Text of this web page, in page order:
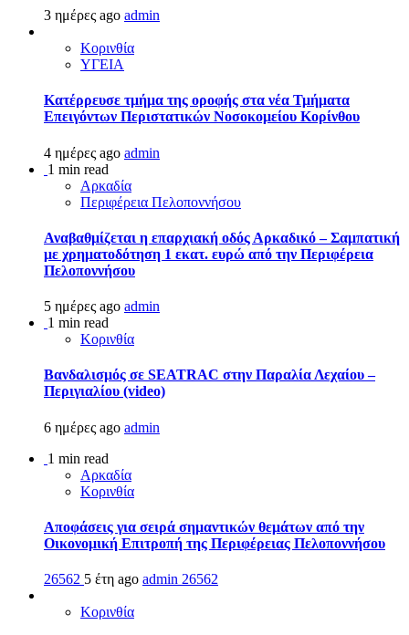
3 ημέρες ago admin
Κορινθία
ΥΓΕΙΑ
Kατέρρευσε τμήμα της οροφής στα νέα Τμήματα
Επειγόντων Περιστατικών Νοσοκομείου Κορίνθου
4 ημέρες ago admin
1 min read
Αρκαδία
Περιφέρεια Πελοποννήσου
Αναβαθμίζεται η επαρχιακή οδός Αρκαδικό – Σαμπατική
με χρηματοδότηση 1 εκατ. ευρώ από την Περιφέρεια
Πελοποννήσου
5 ημέρες ago admin
1 min read
Κορινθία
Βανδαλισμός σε SEATRAC στην Παραλία Λεχαίου –
Περιγιαλίου (video)
6 ημέρες ago admin
1 min read
Αρκαδία
Κορινθία
Αποφάσεις για σειρά σημαντικών θεμάτων από την
Οικονομική Επιτροπή της Περιφέρειας Πελοποννήσου
26562 5 έτη ago admin 26562
Κορινθία